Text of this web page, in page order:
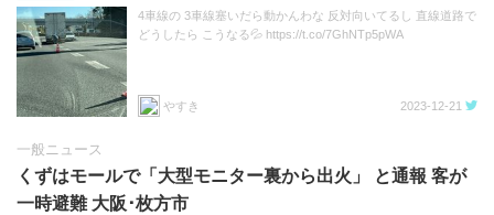
4車線の 3車線塞いだら動かんわな 反対向いてるし 直線道路で
どうしたら こうなる💦 https://t.co/7GhNTp5pWA
やすき 2023-12-21
一般ニュース
くずはモールで「大型モニター裏から出火」 と通報 客が
一時避難 大阪･枚方市